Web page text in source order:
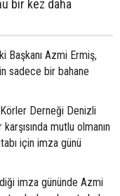
bir kez daha
Başkanı Azmi Ermiş,
sadece bir bahane
Körler Derneği Denizli
mutlu olmanın
için imza günü
imza gününde Azmi